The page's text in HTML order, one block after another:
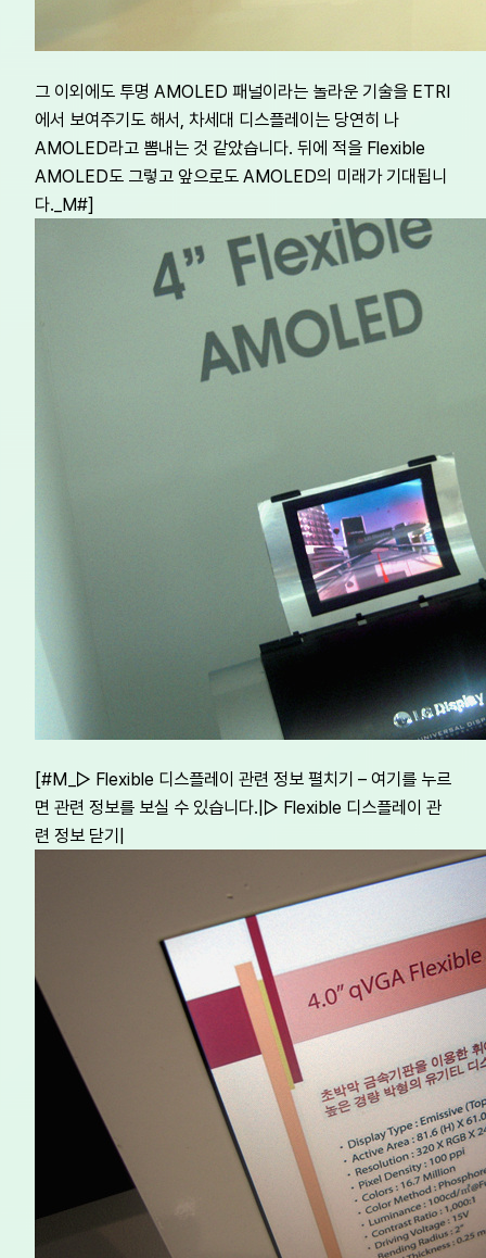
그 이외에도 투명 AMOLED 패널이라는 놀라운 기술을 ETRI
에서 보여주기도 해서, 차세대 디스플레이는 당연히 나
AMOLED라고 뽐내는 것 같았습니다. 뒤에 적을 Flexible
AMOLED도 그렇고 앞으로도 AMOLED의 미래가 기대됩니
다._M#]
[#M_▷ Flexible 디스플레이 관련 정보 펼치기 – 여기를 누르
면 관련 정보를 보실 수 있습니다.|▷ Flexible 디스플레이 관
련 정보 닫기|